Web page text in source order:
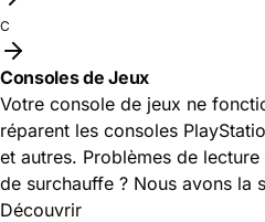
C
Consoles de Jeux
Votre console de jeux ne
réparent les consoles
et autres. Problèmes de
de surchauffe ? Nous avons la
Découvrir